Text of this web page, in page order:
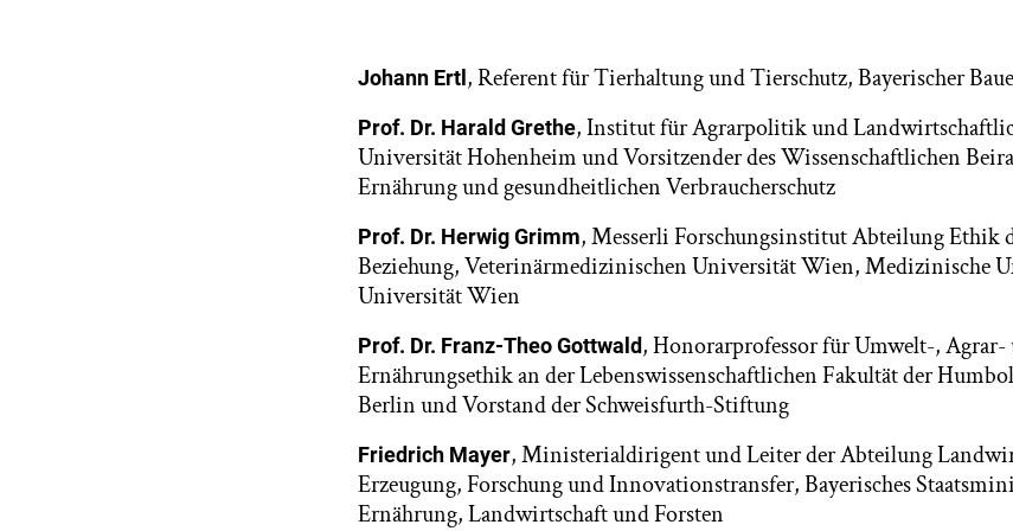
Johann Ertl , Referent für Tierhaltung und Tierschutz, Bayerischer
Prof. Dr. Harald Grethe, Institut für Agrarpolitik und
Universität Hohenheim und Vorsitzender des Wissenschaftlichen
Ernährung und gesundheitlichen Verbraucherschutz
Prof. Dr. Herwig Grimm, Messerli Forschungsinstitut Abteilung Ethik
Beziehung, Veterinärmedizinischen Universität Wien, Medizinische
Universität Wien
Prof. Dr. Franz-Theo Gottwald, Honorarprofessor für Umwelt-, Agrar-
Ernährungsethik an der Lebenswissenschaftlichen Fakultät der
Berlin und Vorstand der Schweisfurth-Stiftung
Friedrich Mayer, Ministerialdirigent und Leiter der Abteilung
Erzeugung, Forschung und Innovationstransfer, Bayerisches
Ernährung, Landwirtschaft und Forsten